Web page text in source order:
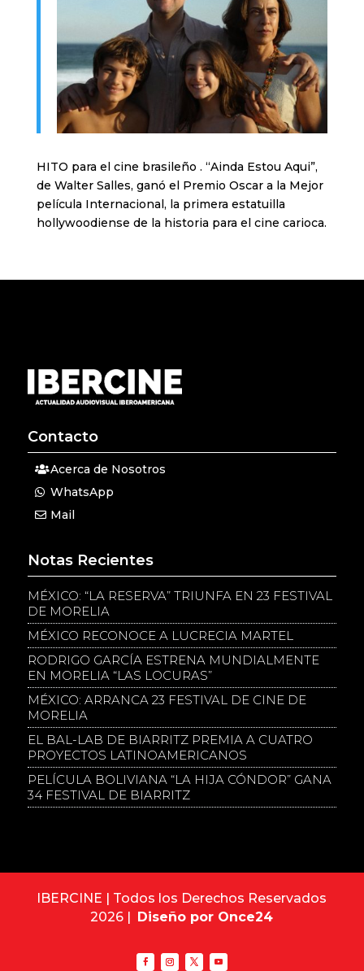
HITO para el cine brasileño . “Ainda Estou Aqui”,
de Walter Salles, ganó el Premio Oscar a la Mejor
película Internacional, la primera estatuilla
hollywoodiense de la historia para el cine carioca.
Contacto
Acerca de Nosotros
WhatsApp
Mail
Notas Recientes
MÉXICO: “LA RESERVA” TRIUNFA EN 23 FESTIVAL
DE MORELIA
MÉXICO RECONOCE A LUCRECIA MARTEL
RODRIGO GARCÍA ESTRENA MUNDIALMENTE
EN MORELIA “LAS LOCURAS”
MÉXICO: ARRANCA 23 FESTIVAL DE CINE DE
MORELIA
EL BAL-LAB DE BIARRITZ PREMIA A CUATRO
PROYECTOS LATINOAMERICANOS
PELÍCULA BOLIVIANA “LA HIJA CÓNDOR” GANA
34 FESTIVAL DE BIARRITZ
IBERCINE | Todos los Derechos Reservados
2026 | Diseño por Once24